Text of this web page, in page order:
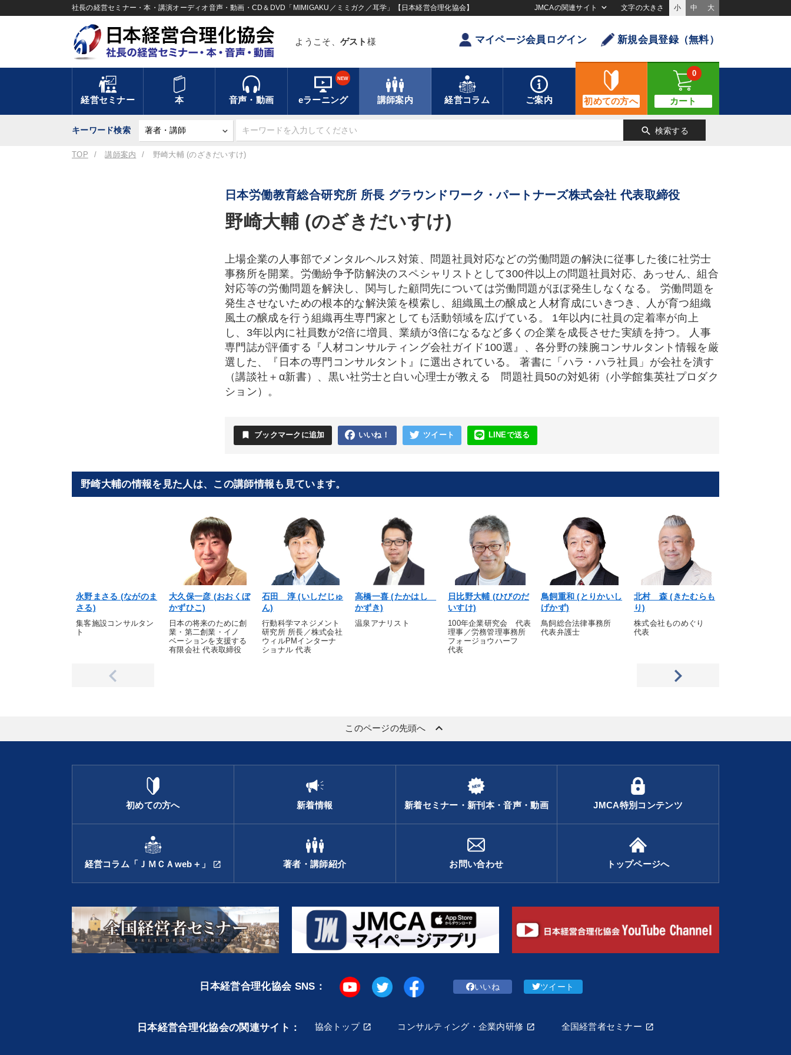
社長の経営セミナー・本・講演オーディオ音声・動画・CD＆DVD「MIMIGAKU／ミミガク／耳学」【日本経営合理化協会】 JMCAの関連サイト 文字の大きさ 小 中 大
ようこそ、 ゲスト 様 マイページ会員ログイン 新規会員登録（無料）
経営セミナー 本 音声・動画 eラーニング
NEW
講師案内 経営コラム ご案内 初めての方へ カート
0
キーワード検索 search 検索する
TOP 講師案内 野崎大輔 (のざきだいすけ)
日本労働教育総合研究所 所長 グラウンドワーク・パートナーズ株式会社 代表取締役
野崎大輔 (のざきだいすけ)
上場企業の人事部でメンタルヘルス対策、問題社員対応などの労働問題の解決に従事した後に社労士
事務所を開業。労働紛争予防解決のスペシャリストとして300件以上の問題社員対応、あっせん、組合
対応等の労働問題を解決し、関与した顧問先については労働問題がほぼ発生しなくなる。 労働問題を
発生させないための根本的な解決策を模索し、組織風土の醸成と人材育成にいきつき、人が育つ組織
風土の醸成を行う組織再生専門家としても活動領域を広げている。 1年以内に社員の定着率が向上
し、3年以内に社員数が2倍に増員、業績が3倍になるなど多くの企業を成長させた実績を持つ。 人事
専門誌が評価する『人材コンサルティング会社ガイド100選』、各分野の辣腕コンサルタント情報を厳
選した、『日本の専門コンサルタント』に選出されている。 著書に「ハラ・ハラ社員」が会社を潰す
（講談社＋α新書）、黒い社労士と白い心理士が教える 問題社員50の対処術（小学館集英社プロダク
ション）。
bookmark ブックマークに追加 いいね！ ツイート LINEで送る
野崎大輔の情報を見た人は、この講師情報も見ています。
永野まさる (ながのま
さる)
集客施設コンサルタン
ト
大久保一彦 (おおくぼ
かずひこ)
日本の将来のために創
業・第二創業・イノ
ベーションを支援する
有限会社 代表取締役
石田 淳 (いしだじゅ
ん)
行動科学マネジメント
研究所 所長／株式会社
ウィルPMインターナ
ショナル 代表
高橋一喜 (たかはし
かずき)
温泉アナリスト
日比野大輔 (ひびのだ
いすけ)
100年企業研究会 代表
理事／労務管理事務所
フォージョウハーフ
代表
鳥飼重和 (とりかいし
げかず)
鳥飼総合法律事務所
代表弁護士
北村 森 (きたむらも
り)
株式会社ものめぐり
代表
このページの先頭へ keyboard_arrow_up
初めての方へ 新着情報 新着セミナー・新刊本・音声・動画 JMCA特別コンテンツ
経営コラム「ＪＭＣＡweb＋」 open_in_new 著者・講師紹介 お問い合わせ トップページへ
日本経営合理化協会 SNS： いいね ツイート
日本経営合理化協会の関連サイト： 協会トップ コンサルティング・企業内研修 全国経営者セミナー